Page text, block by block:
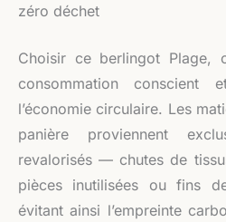
zéro déchet
Choisir ce berlingot Plage,
consommation conscient
l’économie circulaire. Les
panière proviennent
revalorisés — chutes de
pièces inutilisées ou fins
évitant ainsi l’empreinte